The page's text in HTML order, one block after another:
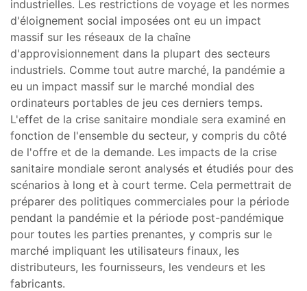
industrielles. Les restrictions de voyage et les normes
d'éloignement social imposées ont eu un impact
massif sur les réseaux de la chaîne
d'approvisionnement dans la plupart des secteurs
industriels. Comme tout autre marché, la pandémie a
eu un impact massif sur le marché mondial des
ordinateurs portables de jeu ces derniers temps.
L'effet de la crise sanitaire mondiale sera examiné en
fonction de l'ensemble du secteur, y compris du côté
de l'offre et de la demande. Les impacts de la crise
sanitaire mondiale seront analysés et étudiés pour des
scénarios à long et à court terme. Cela permettrait de
préparer des politiques commerciales pour la période
pendant la pandémie et la période post-pandémique
pour toutes les parties prenantes, y compris sur le
marché impliquant les utilisateurs finaux, les
distributeurs, les fournisseurs, les vendeurs et les
fabricants.